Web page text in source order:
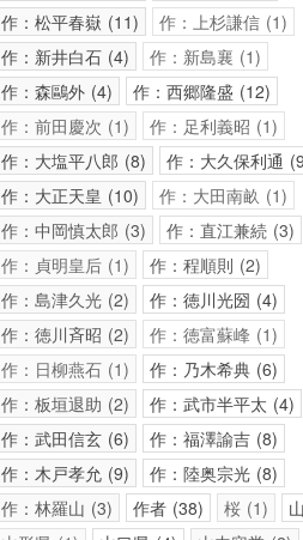
作：松平春嶽 11 作：上杉謙信 1
作：新井白石 4 作：新島襄 1
作：森鷗外 4 作：西郷隆盛 12
作：前田慶次 1 作：足利義昭 1
作：大塩平八郎 8 作：大久保利通
作：大正天皇
10 作：大田南畝
1
作：中岡慎太郎 3 作：直江兼続 3
作：貞明皇后 1 作：程順則 2
作：島津久光 2 作：徳川光圀 4
作：徳川斉昭 2 作：徳富蘇峰 1
作：日柳燕石 1 作：乃木希典 6
作：板垣退助 2 作：武市半平太 4
作：武田信玄 6 作：福澤諭吉 8
作：木戸孝允 9 作：陸奥宗光 8
作：林羅山 3 作者 38 桜 1 山